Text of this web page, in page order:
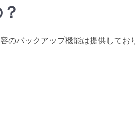
のバックアップ機能は提供してお